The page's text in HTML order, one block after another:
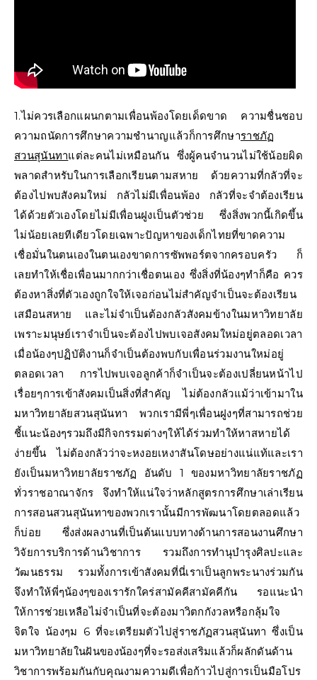
1.ไม่ควรเลือกแผนกตามเพื่อนพ้องโดยเด็ดขาด ความชื่นชอบ
ความถนัดการศึกษาความชำนาญแล้วก็การศึกษาราชภัฏ
สวนสุนันทาแต่ละคนไม่เหมือนกัน ซึ่งผู้คนจำนวนไม่ใช้น้อยผิด
พลาดสำหรับในการเลือกเรียนตามสหาย ด้วยความที่กลัวที่จะ
ต้องไปพบสังคมใหม่ กลัวไม่มีเพื่อนพ้อง กลัวที่จะจำต้องเรียน
ได้ด้วยตัวเองโดยไม่มีเพื่อนฝูงเป็นตัวช่วย ซึ่งสิ่งพวกนี้เกิดขึ้น
ไม่น้อยเลยทีเดียวโดยเฉพาะปัญหาของเด็กไทยที่ขาดความ
เชื่อมั่นในตนเองในตนเองขาดการซัพพอร์ตจากครอบครัว ก็
เลยทำให้เชื่อเพื่อนมากกว่าเชื่อตนเอง ซึ่งสิ่งที่น้องๆทำก็คือ ควร
ต้องหาสิ่งที่ตัวเองถูกใจให้เจอก่อนไม่สำคัญจำเป็นจะต้องเรียน
เสมือนสหาย และไม่จำเป็นต้องกลัวสังคมข้างในมหาวิทยาลัย
เพราะมนุษย์เราจำเป็นจะต้องไปพบเจอสังคมใหม่อยู่ตลอดเวลา
เมื่อน้องๆปฏิบัติงานก็จำเป็นต้องพบกับเพื่อนร่วมงานใหม่อยู่
ตลอดเวลา การไปพบเจอลูกค้าก็จำเป็นจะต้องเปลี่ยนหน้าไป
เรื่อยๆการเข้าสังคมเป็นสิ่งที่สำคัญ ไม่ต้องกลัวแม้ว่าเข้ามาใน
มหาวิทยาลัยสวนสุนันทา พวกเรามีพี่ๆเพื่อนฝูงๆที่สามารถช่วย
ชี้แนะน้องๆรวมถึงมีกิจกรรมต่างๆให้ได้ร่วมทำให้หาสหายได้
ง่ายขึ้น ไม่ต้องกลัวว่าจะหงอยเหงาสันโดษอย่างแน่แท้และเรา
ยังเป็นมหาวิทยาลัยราชภัฏ อันดับ 1 ของมหาวิทยาลัยราชภัฏ
ทั่วราชอาณาจักร จึงทำให้แน่ใจว่าหลักสูตรการศึกษาเล่าเรียน
การสอนสวนสุนันทาของพวกเรานั้นมีการพัฒนาโดยตลอดแล้ว
ก็บ่อย ซึ่งส่งผลงานที่เป็นต้นแบบทางด้านการสอนงานศึกษา
วิจัยการบริการด้านวิชาการ รวมถึงการทำนุบำรุงศิลปะและ
วัฒนธรรม รวมทั้งการเข้าสังคมที่นี่เราเป็นลูกพระนางร่วมกัน
จึงทำให้พี่ๆน้องๆของเรารักใคร่สามัคคีสามัคคีกัน รอแนะนำ
ให้การช่วยเหลือไม่จำเป็นที่จะต้องมาวิตกกังวลหรือกลุ้มใจ
จิตใจ น้องๆม 6 ที่จะเตรียมตัวไปสู่ราชภัฏสวนสุนันทา ซึ่งเป็น
มหาวิทยาลัยในฝันของน้องๆที่จะรอส่งเสริมแล้วก็ผลักดันด้าน
วิชาการพร้อมกันกับคุณงามความดีเพื่อก้าวไปสู่การเป็นมือโปร